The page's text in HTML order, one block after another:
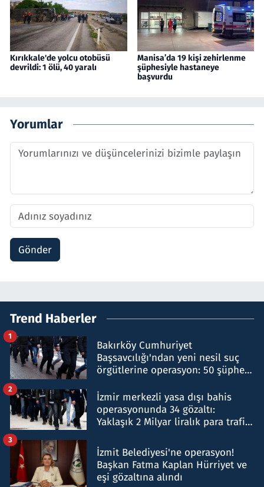
Kırıkkale'de yolcu otobüsü
devrildi: 1 ölü, 40 yaralı
Manisa’da 19 kişi zehirlenme
şüphesiyle hastaneye
başvurdu
Yorumlar
Gönder
Trend Haberler
Bakırköy Cumhuriyet
Başsavcılığı'ndan yeni nesil suç
örgütlerine operasyon: 50 şüpheli
1
İzmir merkezli yasa dışı bahis
operasyonunda 34 gözaltı:
Yaklaşık 2 Milyar liralık para trafiği
2
İzmit Belediyesi'ne operasyon!
Başkan Fatma Kaplan Hürriyet ve
eşi gözaltına alındı
3